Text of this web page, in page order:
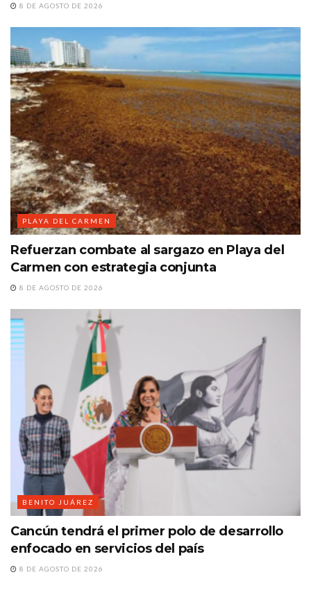
8 DE AGOSTO DE 2026
PLAYA DEL CARMEN
Refuerzan combate al sargazo en Playa del
Carmen con estrategia conjunta
8 DE AGOSTO DE 2026
BENITO JUÁREZ
Cancún tendrá el primer polo de desarrollo
enfocado en servicios del país
8 DE AGOSTO DE 2026